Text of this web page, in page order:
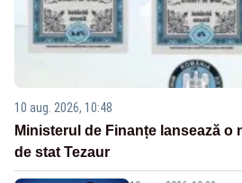
10 aug. 2026, 10:48
Ministerul de Finanțe lansează o
de stat Tezaur